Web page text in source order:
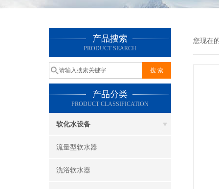
产品搜索
PRODUCT SEARCH
产品分类
PRODUCT CLASSIFICATION
软化水设备
流量型软水器
洗浴软水器
您现在